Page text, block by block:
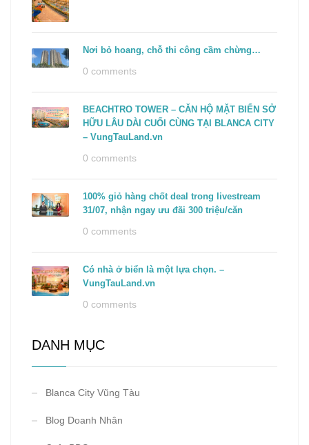
Nơi bỏ hoang, chỗ thi công cầm chừng…
0 comments
BEACHTRO TOWER – CĂN HỘ MẶT BIỂN SỞ
HỮU LÂU DÀI CUỐI CÙNG TẠI BLANCA CITY
– VungTauLand.vn
0 comments
100% giỏ hàng chốt deal trong livestream
31/07, nhận ngay ưu đãi 300 triệu/căn
0 comments
Có nhà ở biển là một lựa chọn. –
VungTauLand.vn
0 comments
DANH MỤC
Blanca City Vũng Tàu
Blog Doanh Nhân